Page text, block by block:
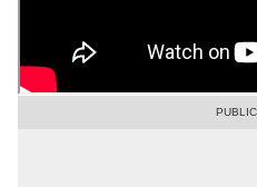
Santiago Silva con camiseta de Sporting